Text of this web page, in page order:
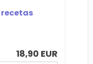
recetas
18,90 EUR